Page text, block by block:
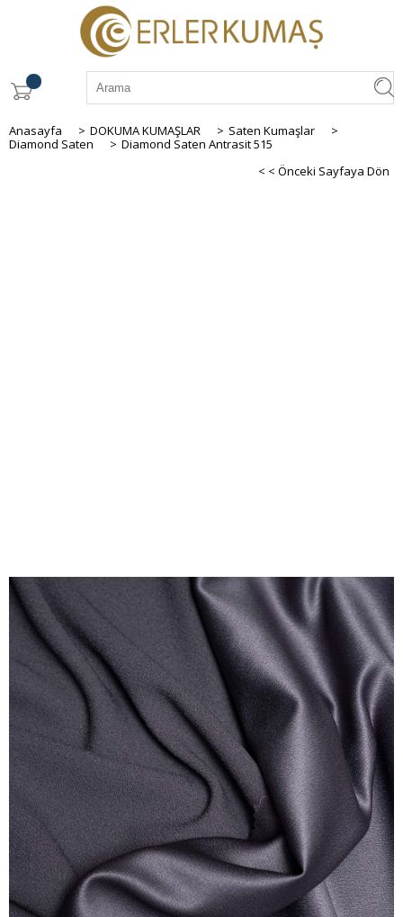
Anasayfa > DOKUMA KUMAŞLAR > Saten Kumaşlar
>
Diamond Saten
> Diamond Saten Antrasit 515
< < Önceki Sayfaya Dön